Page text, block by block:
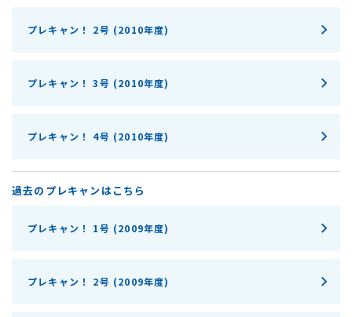
プレキャン！ 2号 (2010年度)
プレキャン！ 3号 (2010年度)
プレキャン！ 4号 (2010年度)
過去のプレキャンはこちら
プレキャン！ 1号 (2009年度)
プレキャン！ 2号 (2009年度)